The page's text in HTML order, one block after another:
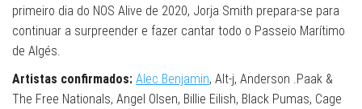
primeiro dia do NOS Alive de 2020, Jorja Smith prepara-se para
continuar a surpreender e fazer cantar todo o Passeio Marítimo
de Algés.
Artistas confirmados: Alec Benjamin, Alt-j, Anderson .Paak &
The Free Nationals, Angel Olsen, Billie Eilish, Black Pumas, Cage